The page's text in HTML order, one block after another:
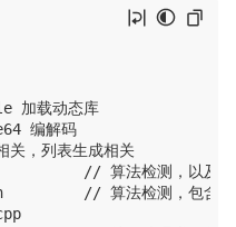
加载动态库
编解码
，列表生成相关
// 算法检测，以及
// 算法检测，包含人